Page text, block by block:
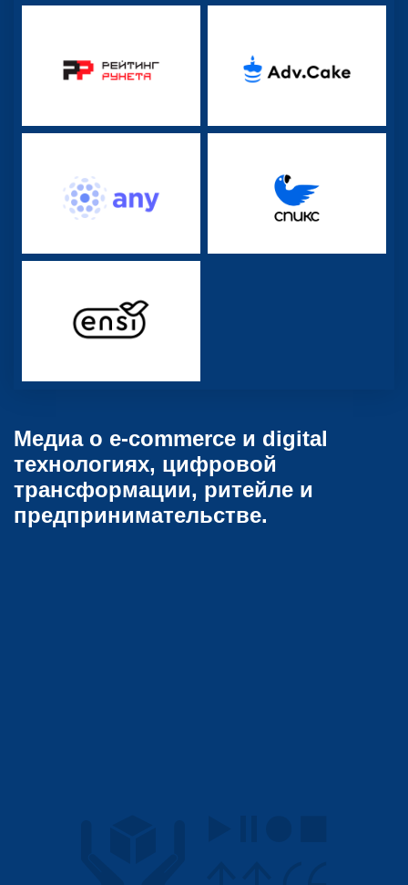
Медиа о e-commerce и digital
технологиях, цифровой
трансформации, ритейле и
предпринимательстве.